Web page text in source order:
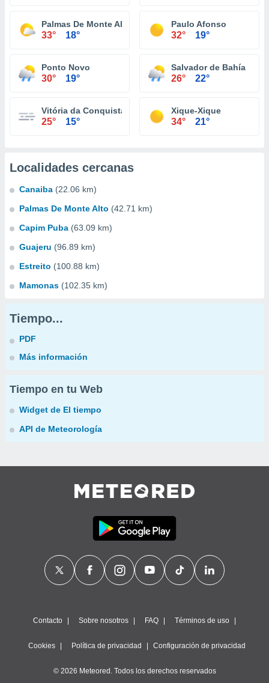
Palmas De Monte Alto
33° 18°
Paulo Afonso
32° 19°
Ponto Novo
30° 19°
Salvador de Bahía
26° 22°
Vitória da Conquista
25° 15°
Xique-Xique
34° 21°
Localidades cercanas
Canaiba (22.06 km)
Palmas De Monte Alto (42.71 km)
Capim Puba (63.09 km)
Guajeru (96.89 km)
Estreito (100.88 km)
Mamonas (102.35 km)
Tiempo...
PDF
Más información
Tiempo en tu Web
Widget de El tiempo
API de Meteorología
Contacto Sobre nosotros FAQ Términos de uso
Cookies Política de privacidad Configuración de privacidad
© 2026 Meteored. Todos los derechos reservados